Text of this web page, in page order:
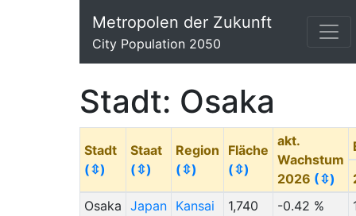
Metropolen der Zukunft
City Population 2050
Stadt: Osaka
Stadt
(⇳)
Staat
(⇳)
Region
(⇳)
Fläche
(⇳)
akt.
Wachstum
2026 (⇳)
Osaka Japan
Kansai
1,740
-0.42 %